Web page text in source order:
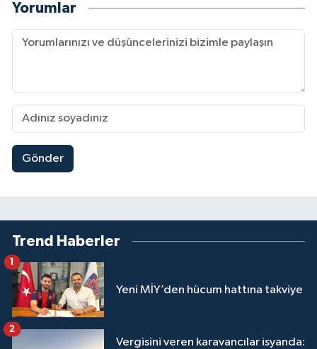
Yorumlar
Gönder
Trend Haberler
Yeni MİY’den hücum hattına takviye
1
Vergisini veren karavancılar isyanda:
2